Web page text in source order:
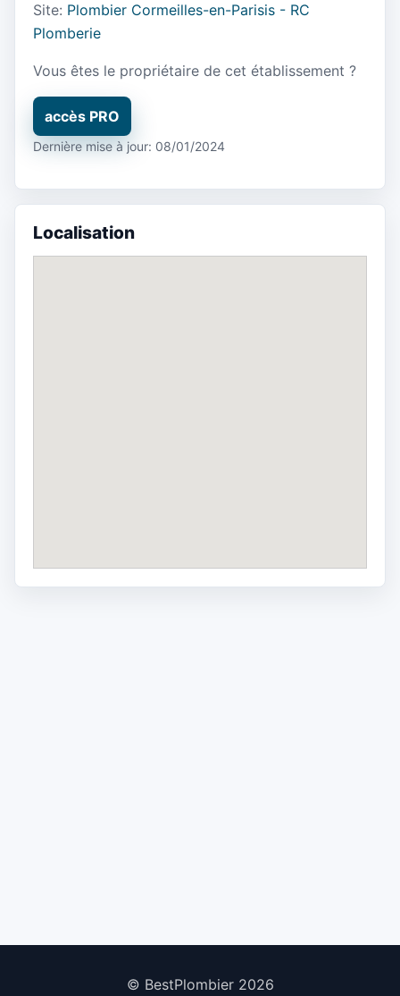
Site: Plombier Cormeilles-en-Parisis - RC
Plomberie
Vous êtes le propriétaire de cet établissement ?
accès PRO
Dernière mise à jour: 08/01/2024
Localisation
© BestPlombier 2026